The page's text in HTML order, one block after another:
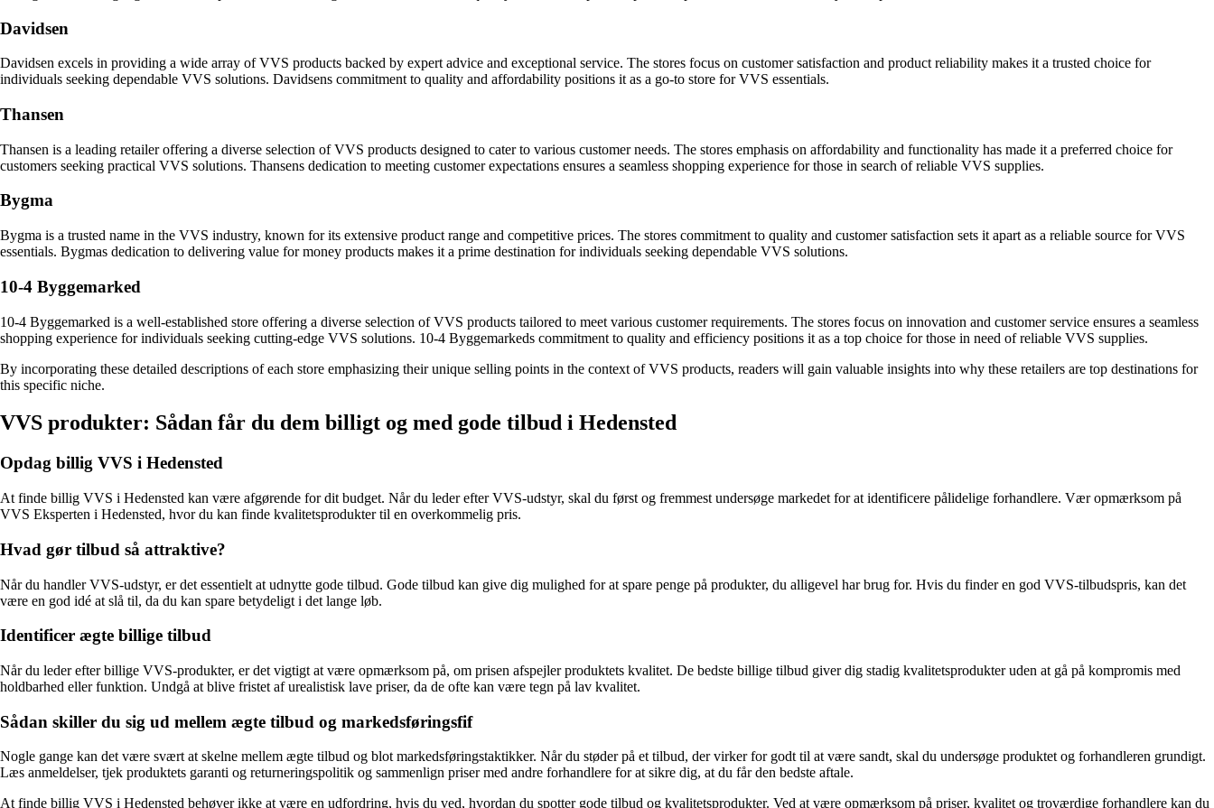
Davidsen
Davidsen excels in providing a wide array of VVS products backed by expert advice and exceptional service. The stores focus on customer satisfaction and product reliability makes it a trusted choice for
individuals seeking dependable VVS solutions. Davidsens commitment to quality and affordability positions it as a go-to store for VVS essentials.
Thansen
Thansen is a leading retailer offering a diverse selection of VVS products designed to cater to various customer needs. The stores emphasis on affordability and functionality has made it a preferred choice for
customers seeking practical VVS solutions. Thansens dedication to meeting customer expectations ensures a seamless shopping experience for those in search of reliable VVS supplies.
Bygma
Bygma is a trusted name in the VVS industry, known for its extensive product range and competitive prices. The stores commitment to quality and customer satisfaction sets it apart as a reliable source for VVS
essentials. Bygmas dedication to delivering value for money products makes it a prime destination for individuals seeking dependable VVS solutions.
10-4 Byggemarked
10-4 Byggemarked is a well-established store offering a diverse selection of VVS products tailored to meet various customer requirements. The stores focus on innovation and customer service ensures a seamless
shopping experience for individuals seeking cutting-edge VVS solutions. 10-4 Byggemarkeds commitment to quality and efficiency positions it as a top choice for those in need of reliable VVS supplies.
By incorporating these detailed descriptions of each store emphasizing their unique selling points in the context of VVS products, readers will gain valuable insights into why these retailers are top destinations for
this specific niche.
VVS produkter: Sådan får du dem billigt og med gode tilbud i Hedensted
Opdag billig VVS i Hedensted
At finde billig VVS i Hedensted kan være afgørende for dit budget. Når du leder efter VVS-udstyr, skal du først og fremmest undersøge markedet for at identificere pålidelige forhandlere. Vær opmærksom på ​​
VVS Eksperten i Hedensted, hvor du kan finde kvalitetsprodukter til en overkommelig pris.
Hvad gør tilbud så attraktive?
Når du handler VVS-udstyr, er det essentielt at udnytte gode tilbud. Gode tilbud kan give dig mulighed for at spare penge på produkter, du alligevel har brug for. Hvis du finder en god VVS-tilbudspris, kan det
være en god idé at slå til, da du kan spare betydeligt i det lange løb.
Identificer ægte billige tilbud
Når du leder efter billige VVS-produkter, er det vigtigt at være opmærksom på, om prisen afspejler produktets kvalitet. De bedste billige tilbud giver dig stadig kvalitetsprodukter uden at gå på kompromis med
holdbarhed eller funktion. Undgå at blive fristet af urealistisk lave priser, da de ofte kan være tegn på lav kvalitet.
Sådan skiller du sig ud mellem ægte tilbud og markedsføringsfif
Nogle gange kan det være svært at skelne mellem ægte tilbud og blot markedsføringstaktikker. Når du støder på et tilbud, der virker for godt til at være sandt, skal du undersøge produktet og forhandleren grundigt.
Læs anmeldelser, tjek produktets garanti og returneringspolitik og sammenlign priser med andre forhandlere for at sikre dig, at du får den bedste aftale.
At finde billig VVS i Hedensted behøver ikke at være en udfordring, hvis du ved, hvordan du spotter gode tilbud og kvalitetsprodukter. Ved at være opmærksom på priser, kvalitet og troværdige forhandlere kan du